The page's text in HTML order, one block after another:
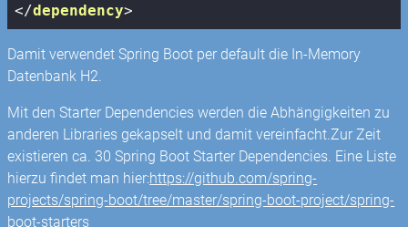
</dependency>
Damit verwendet Spring Boot per default die In-Memory
Datenbank H2.
Mit den Starter Dependencies werden die Abhängigkeiten zu
anderen Libraries gekapselt und damit vereinfacht.Zur Zeit
existieren ca. 30 Spring Boot Starter Dependencies. Eine Liste
hierzu findet man hier:https://github.com/spring-
projects/spring-boot/tree/master/spring-boot-project/spring-
boot-starters